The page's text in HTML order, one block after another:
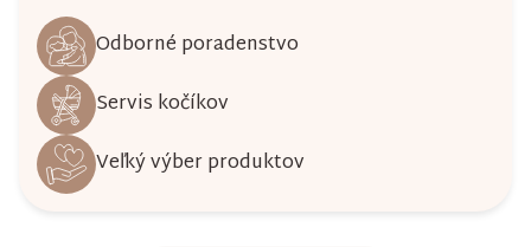
Odborné poradenstvo
Servis kočíkov
Veľký výber produktov